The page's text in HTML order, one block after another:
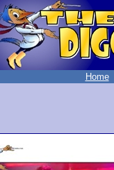
Home